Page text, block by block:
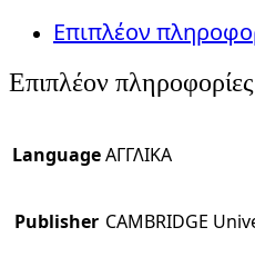
Επιπλέον
Επιπλέον πληροφορίες
LanguageΑΓΓΛΙΚΑ
Publisher CAMBRIDGE